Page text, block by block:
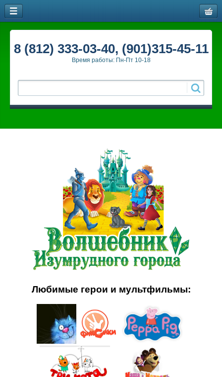
8 (812) 333-03-40, (901)315-45-11
Время работы: Пн-Пт 10-18
Любимые герои и мультфильмы: